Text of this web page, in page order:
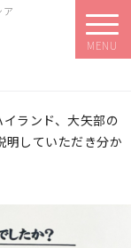
MENU
ランド、大矢部の
明していただき分か